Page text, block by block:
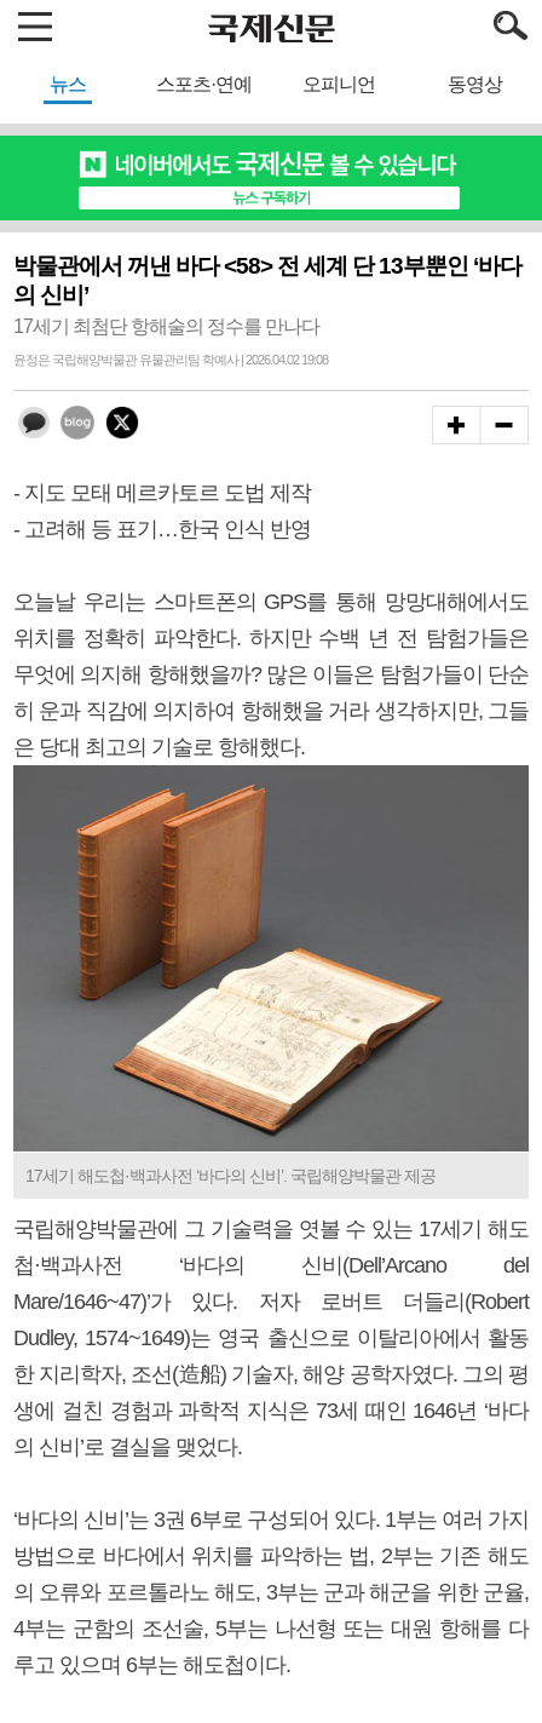
뉴스 스포츠·연예 오피니언 동영상
박물관에서 꺼낸 바다 <58> 전 세계 단 13부뿐인 ‘바다
의 신비’
17세기 최첨단 항해술의 정수를 만나다
윤정은 국립해양박물관 유물관리팀 학예사 | 2026.04.02 19:08
- 지도 모태 메르카토르 도법 제작
- 고려해 등 표기…한국 인식 반영
오늘날 우리는 스마트폰의 GPS를 통해 망망대해에서도
위치를 정확히 파악한다. 하지만 수백 년 전 탐험가들은
무엇에 의지해 항해했을까? 많은 이들은 탐험가들이 단순
히 운과 직감에 의지하여 항해했을 거라 생각하지만, 그들
은 당대 최고의 기술로 항해했다.
17세기 해도첩·백과사전 ‘바다의 신비’. 국립해양박물관 제공
국립해양박물관에 그 기술력을 엿볼 수 있는 17세기 해도
첩·백과사전 ‘바다의 신비(Dell’Arcano del
Mare/1646~47)’가 있다. 저자 로버트 더들리(Robert
Dudley, 1574~1649)는 영국 출신으로 이탈리아에서 활동
한 지리학자, 조선(造船) 기술자, 해양 공학자였다. 그의 평
생에 걸친 경험과 과학적 지식은 73세 때인 1646년 ‘바다
의 신비’로 결실을 맺었다.
‘바다의 신비’는 3권 6부로 구성되어 있다. 1부는 여러 가지
방법으로 바다에서 위치를 파악하는 법, 2부는 기존 해도
의 오류와 포르톨라노 해도, 3부는 군과 해군을 위한 군율,
4부는 군함의 조선술, 5부는 나선형 또는 대원 항해를 다
루고 있으며 6부는 해도첩이다.